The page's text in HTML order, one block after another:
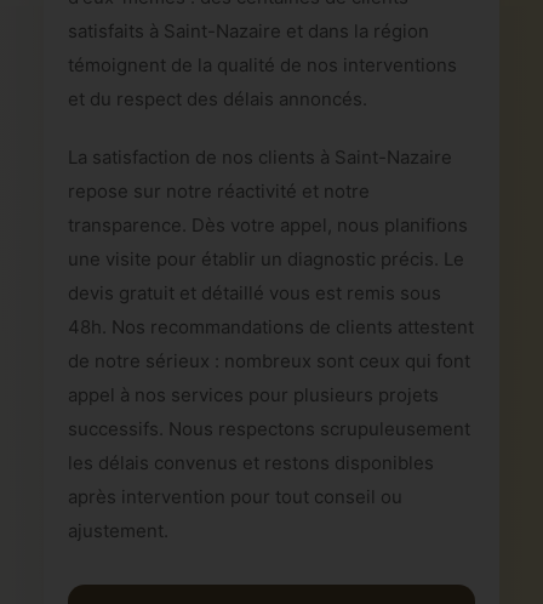
satisfaits à Saint-Nazaire et dans la région
témoignent de la qualité de nos interventions
et du respect des délais annoncés.
La satisfaction de nos clients à Saint-Nazaire
repose sur notre réactivité et notre
transparence. Dès votre appel, nous planifions
une visite pour établir un diagnostic précis. Le
devis gratuit et détaillé vous est remis sous
48h. Nos recommandations de clients attestent
de notre sérieux : nombreux sont ceux qui font
appel à nos services pour plusieurs projets
successifs. Nous respectons scrupuleusement
les délais convenus et restons disponibles
après intervention pour tout conseil ou
ajustement.